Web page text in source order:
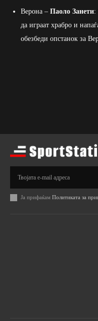
Верона – Паоло Занети:
да играат храбро и
обезбеди опстанок за
Ја прифаќам Политиката за